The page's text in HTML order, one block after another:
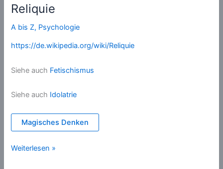
Reliquie
A bis Z, Psychologie
https://de.wikipedia.org/wiki/Reliquie
Siehe auch Fetischismus
Siehe auch Idolatrie
Magisches Denken
Reliquie
Weiterlesen »